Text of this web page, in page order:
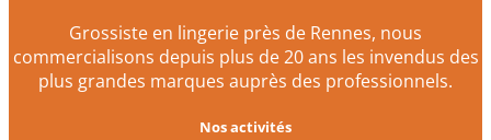
Grossiste en lingerie près de Rennes, nous
commercialisons depuis plus de 20 ans les invendus des
plus grandes marques auprès des professionnels.
Nos activités